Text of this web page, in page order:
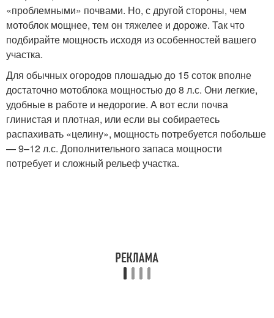
«проблемными» почвами. Но, с другой стороны, чем
мотоблок мощнее, тем он тяжелее и дороже. Так что
подбирайте мощность исходя из особенностей вашего
участка.
Для обычных огородов плошадью до 15 соток вполне
достаточно мотоблока мощностью до 8 л.с. Они легкие,
удобные в работе и недорогие. А вот если почва
глинистая и плотная, или если вы собираетесь
распахивать «целину», мощность потребуется побольше
— 9–12 л.с. Дополнительного запаса мощности
потребует и сложный рельеф участка.